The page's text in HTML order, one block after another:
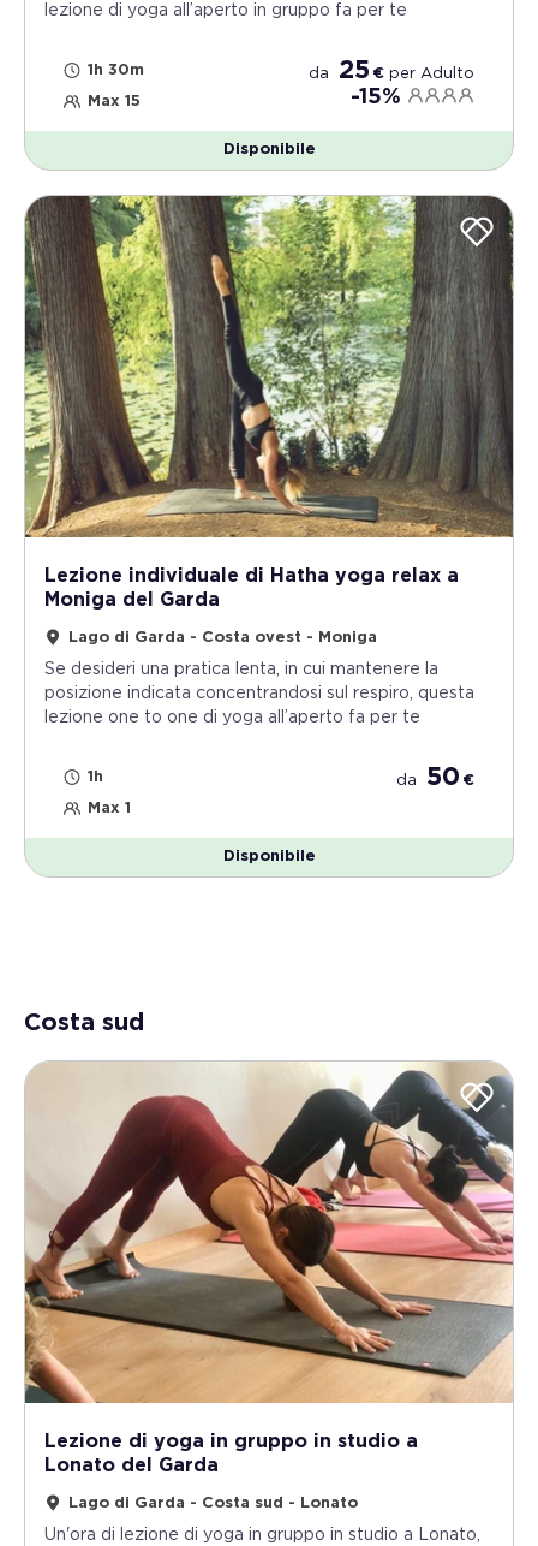
lezione di yoga all’aperto in gruppo fa per te
1h 30m
Max 15
da 25 € per Adulto
-15%
Disponibile
Lezione individuale di Hatha yoga relax a
Moniga del Garda
Lago di Garda - Costa ovest - Moniga
Se desideri una pratica lenta, in cui mantenere la
posizione indicata concentrandosi sul respiro, questa
lezione one to one di yoga all’aperto fa per te
1h
Max 1
da 50 €
Disponibile
Costa sud
Lezione di yoga in gruppo in studio a
Lonato del Garda
Lago di Garda - Costa sud - Lonato
Un'ora di lezione di yoga in gruppo in studio a Lonato,